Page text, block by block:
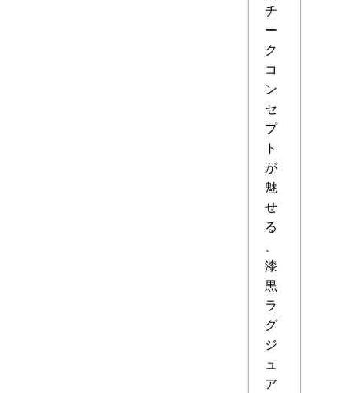
チ
ー
ク
コ
ン
セ
プ
ト
が
魅
せ
る
漆
黒
ラ
グ
ジ
ュ
ア